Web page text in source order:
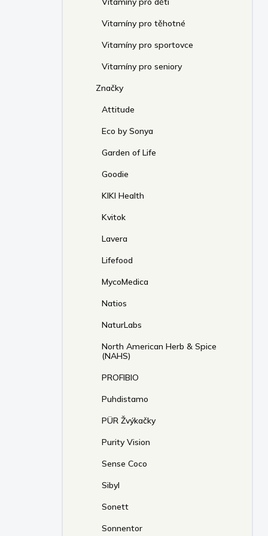
Vitamíny pro těhotné
Vitamíny pro sportovce
Vitamíny pro seniory
Značky
Attitude
Eco by Sonya
Garden of Life
Goodie
KIKI Health
Kvitok
Lavera
Lifefood
MycoMedica
Natios
NaturLabs
North American Herb & Spice
(NAHS)
PROFIBIO
Puhdistamo
PÜR Žvýkačky
Purity Vision
Sense Coco
Sibyl
Sonett
Sonnentor